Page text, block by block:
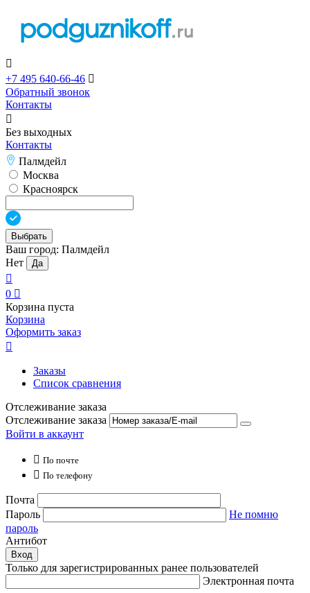

+7 495 640-66-46 
Обратный звонок
Контакты

Без выходных
Контакты
Палмдейл
Москва
Красноярск
Выбрать
Ваш город: Палмдейл
Нет
Да

0 
Корзина пуста
Корзина
Оформить заказ

Заказы
Список сравнения
Отслеживание заказа
Отслеживание заказа
Войти в аккаунт
 По почте
 По телефону
Почта
Пароль
Не помню
пароль
Антибот
Вход
Только для зарегистрированных ранее пользователей
Электронная почта